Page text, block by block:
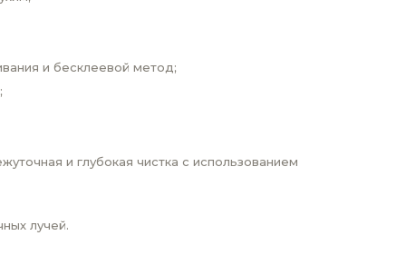
и бесклеевой метод;
и глубокая чистка с использованием
лучей.